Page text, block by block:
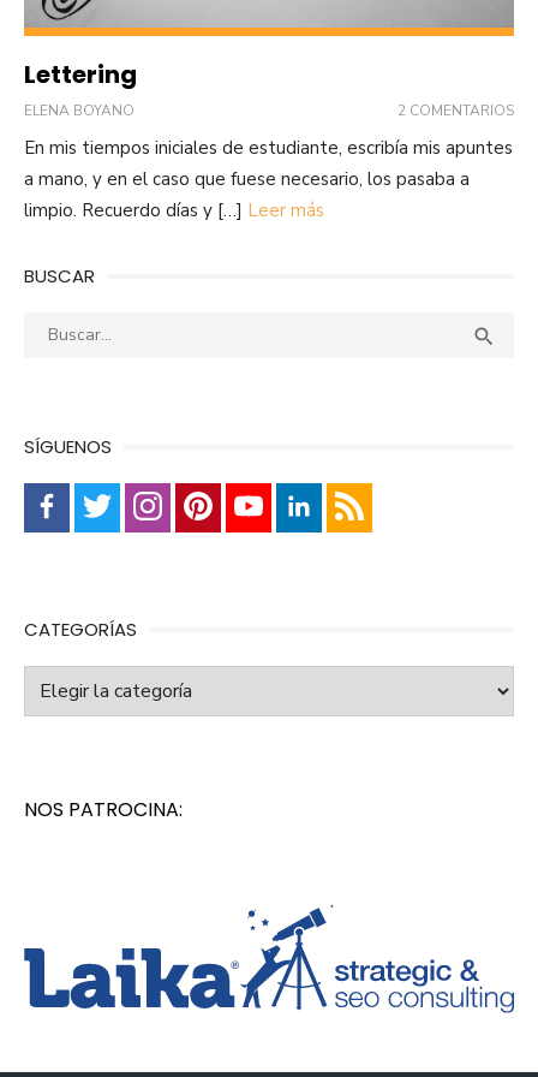
Lettering
ELENA BOYANO 2 COMENTARIOS
En mis tiempos iniciales de estudiante, escribía mis apuntes
a mano, y en el caso que fuese necesario, los pasaba a
limpio. Recuerdo días y […] Leer más
BUSCAR
Buscar: 
SÍGUENOS
CATEGORÍAS
NOS PATROCINA: